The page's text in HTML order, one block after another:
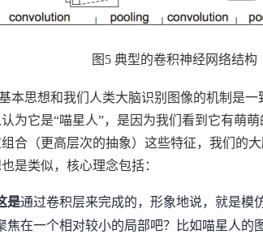
图 5 典型的卷积神经网络结构
本思想和我们人类大脑识别图像的机制是
为它是“喵星人”，是因为我们看到它有萌
合（更高层次的抽象）这些特征，我们的
是类似，核心理念包括：
是通过卷积层来完成的，形象地说，就是模
焦在一个相对较小的局部吧？比如喵星人的